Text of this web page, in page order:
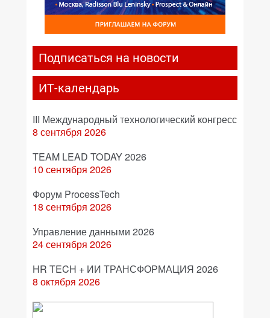
Подписаться на новости
ИТ-календарь
III Международный технологический конгресс
8 сентября 2026
TEAM LEAD TODAY 2026
10 сентября 2026
Форум ProcessTech
18 сентября 2026
Управление данными 2026
24 сентября 2026
HR TECH + ИИ ТРАНСФОРМАЦИЯ 2026
8 октября 2026